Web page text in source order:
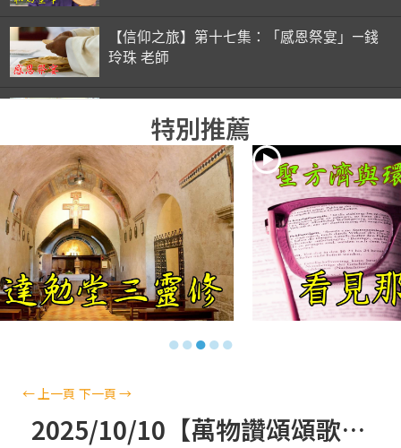
【信仰之旅】第十七集：「感恩祭宴」—錢
玲珠 老師
錢玲珠 老師
【信仰之旅】第十五集：「入門聖事」—錢
玲珠 老師
【信仰之旅】第十四集：「天主十誡(下)」
—金毓瑋 神父
【信仰之旅】第十三集：「天主十誡(上)」
—金毓瑋 神父
【信仰之旅】第十二集：「聖母、聖人」—
高樂祈 修女
特別推薦
●●●●●
← 上一頁 下一頁→
2025/10/10【萬物讚頌頌歌 – 太陽與生態音樂會】紀念聖方濟與已逝教宗方濟各（下）